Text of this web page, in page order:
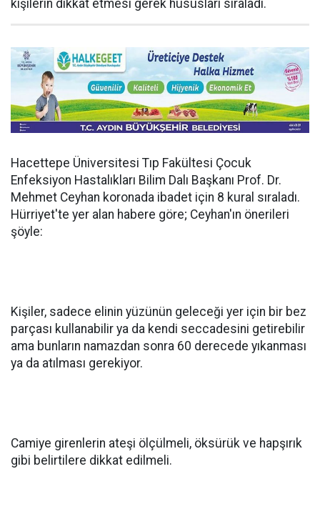
kişilerin dikkat etmesi gerek hususları sıraladı.
Hacettepe Üniversitesi Tıp Fakültesi Çocuk
Enfeksiyon Hastalıkları Bilim Dalı Başkanı Prof. Dr.
Mehmet Ceyhan koronada ibadet için 8 kural sıraladı.
Hürriyet'te yer alan habere göre; Ceyhan'ın önerileri
şöyle:
Kişiler, sadece elinin yüzünün geleceği yer için bir bez
parçası kullanabilir ya da kendi seccadesini getirebilir
ama bunların namazdan sonra 60 derecede yıkanması
ya da atılması gerekiyor.
Camiye girenlerin ateşi ölçülmeli, öksürük ve hapşırık
gibi belirtilere dikkat edilmeli.